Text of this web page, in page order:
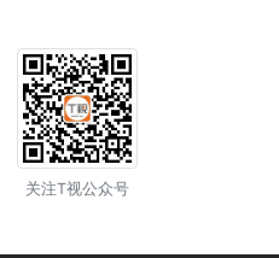
关注T视公众号